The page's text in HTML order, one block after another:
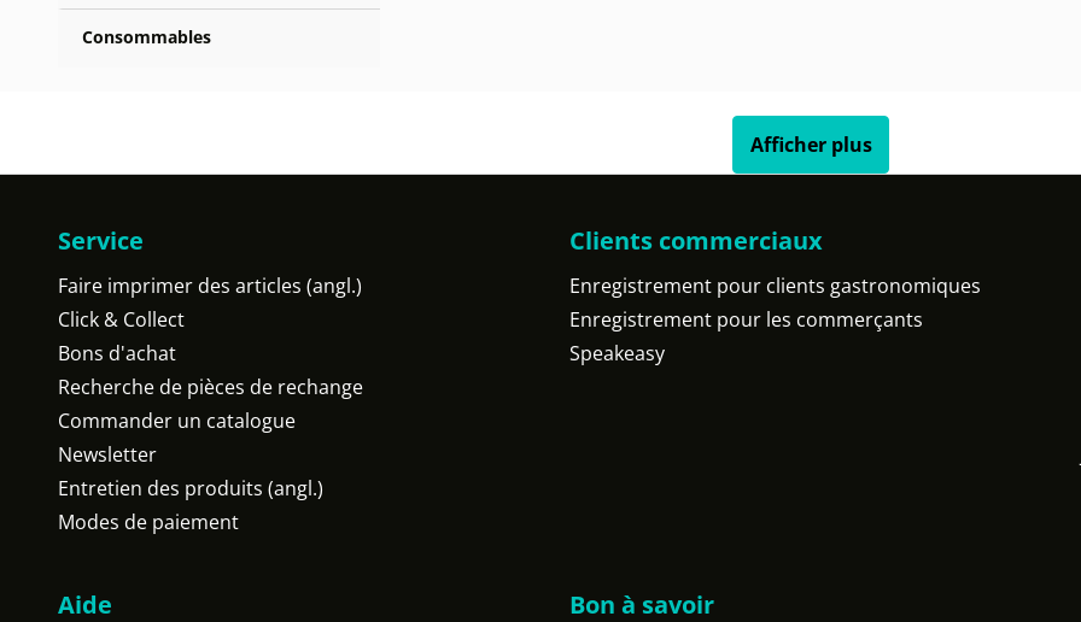
Consommables
Afficher plus
Service
Faire imprimer des articles (angl.)
Click & Collect
Bons d'achat
Recherche de pièces de rechange
Commander un catalogue
Newsletter
Entretien des produits (angl.)
Modes de paiement
Clients commerciaux
Enregistrement pour clients gastronomiques
Enregistrement pour les commerçants
Speakeasy
Aide Bon à savoir